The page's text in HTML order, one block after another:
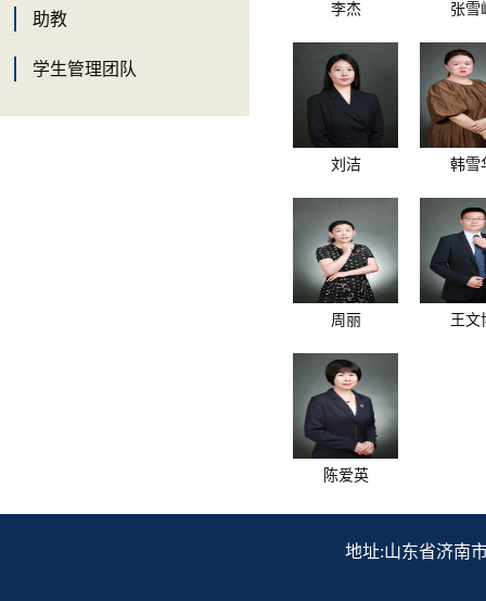
助教
学生管理团队
李杰 张雪
刘洁 韩雪
周丽 王文
陈爱英
地址:山东省济南